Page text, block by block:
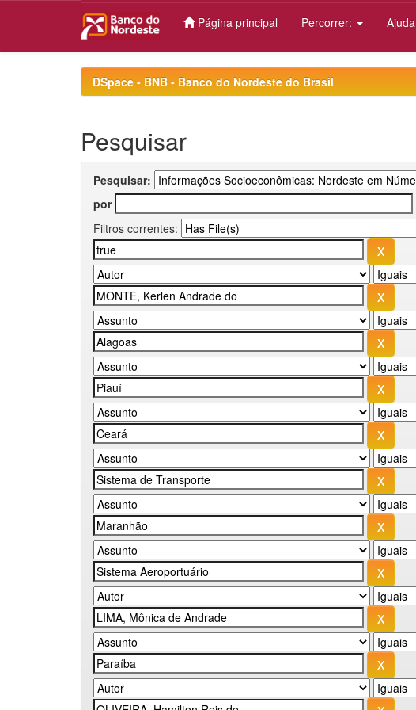
Página principal Percorrer: Ajuda
DSpace - BNB - Banco do Nordeste do Brasil
Pesquisar
Pesquisar:
por
Filtros correntes: